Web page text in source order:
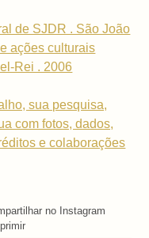
de SJDR . São João
ações culturais
Rei . 2006
sua pesquisa,
com fotos, dados,
e colaborações
no Instagram